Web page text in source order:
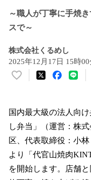
～職人が丁寧に手焼
スで～
株式会社くるめし
2025年12月17日 15時00
い
！
数
を
読
み
込
み
国内最大級の法人向
し弁当」（運営：株
区、代表取締役：小林
より「代官山焼肉
を開始します。店舗